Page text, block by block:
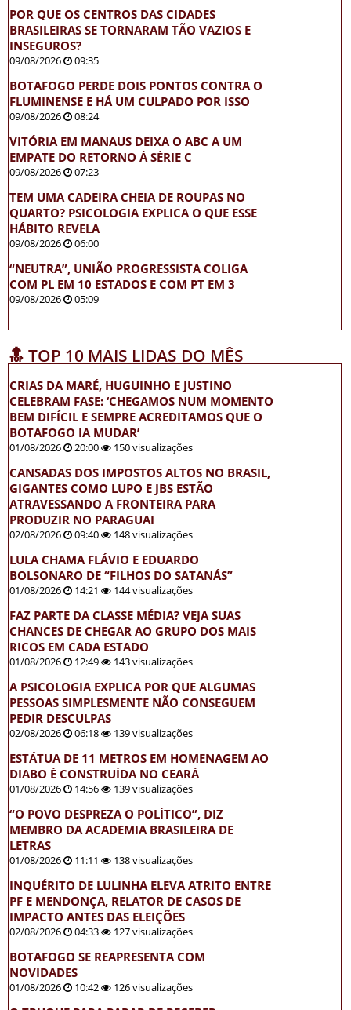
POR QUE OS CENTROS DAS CIDADES
BRASILEIRAS SE TORNARAM TÃO VAZIOS E
INSEGUROS?
09/08/2026 09:35
BOTAFOGO PERDE DOIS PONTOS CONTRA O
FLUMINENSE E HÁ UM CULPADO POR ISSO
09/08/2026 08:24
VITÓRIA EM MANAUS DEIXA O ABC A UM
EMPATE DO RETORNO À SÉRIE C
09/08/2026 07:23
TEM UMA CADEIRA CHEIA DE ROUPAS NO
QUARTO? PSICOLOGIA EXPLICA O QUE ESSE
HÁBITO REVELA
09/08/2026 06:00
“NEUTRA”, UNIÃO PROGRESSISTA COLIGA
COM PL EM 10 ESTADOS E COM PT EM 3
09/08/2026 05:09
🔝 TOP 10 MAIS LIDAS DO MÊS
CRIAS DA MARÉ, HUGUINHO E JUSTINO
CELEBRAM FASE: ‘CHEGAMOS NUM MOMENTO
BEM DIFÍCIL E SEMPRE ACREDITAMOS QUE O
BOTAFOGO IA MUDAR’
01/08/2026 20:00 150 visualizações
CANSADAS DOS IMPOSTOS ALTOS NO BRASIL,
GIGANTES COMO LUPO E JBS ESTÃO
ATRAVESSANDO A FRONTEIRA PARA
PRODUZIR NO PARAGUAI
02/08/2026 09:40 148 visualizações
LULA CHAMA FLÁVIO E EDUARDO
BOLSONARO DE “FILHOS DO SATANÁS”
01/08/2026 14:21 144 visualizações
FAZ PARTE DA CLASSE MÉDIA? VEJA SUAS
CHANCES DE CHEGAR AO GRUPO DOS MAIS
RICOS EM CADA ESTADO
01/08/2026 12:49 143 visualizações
A PSICOLOGIA EXPLICA POR QUE ALGUMAS
PESSOAS SIMPLESMENTE NÃO CONSEGUEM
PEDIR DESCULPAS
02/08/2026 06:18 139 visualizações
ESTÁTUA DE 11 METROS EM HOMENAGEM AO
DIABO É CONSTRUÍDA NO CEARÁ
01/08/2026 14:56 139 visualizações
“O POVO DESPREZA O POLÍTICO”, DIZ
MEMBRO DA ACADEMIA BRASILEIRA DE
LETRAS
01/08/2026 11:11 138 visualizações
INQUÉRITO DE LULINHA ELEVA ATRITO ENTRE
PF E MENDONÇA, RELATOR DE CASOS DE
IMPACTO ANTES DAS ELEIÇÕES
02/08/2026 04:33 127 visualizações
BOTAFOGO SE REAPRESENTA COM
NOVIDADES
01/08/2026 10:42 126 visualizações